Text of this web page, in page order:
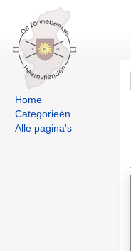
Home
Categorieën
Alle pagina's